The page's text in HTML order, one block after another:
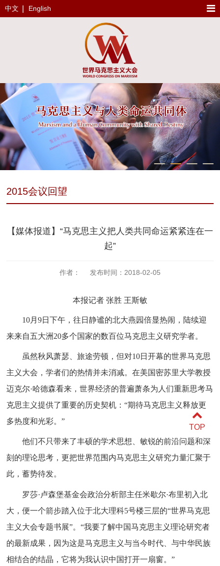
中文 English
2015会议回望
【媒体报道】“马克思主义把人类共同命运紧紧连在一
起”
作者： 发布时间：2018-02-05
本报记者 张胜 王斯敏
10月9日下午，往日静谧的北大燕园倍显热闹，陆续迎
来来自五大洲20多个国家的数百位马克思主义研究学者。
虽然秋风萧瑟、旅途劳顿，但对10日开幕的世界马克思
主义大会，学者们的热情并未消减。在美国密苏里大学教授
迈克尔·哈德森看来，世界经济的普遍萧条为人们重新思考马
克思主义提供了重要的历史契机：“期待马克思主义释放更
多热度和光彩。”
他们不只带来了丰硕的学术思想、敏锐的前沿问题和深
刻的理论思考，更把世界范围内马克思主义研究力量汇聚于
此，蓄势待发。
罗莎·卢森堡基金会政治分析部主任米歇尔·布里初入北
大，便一个箭步踏入位于北大理科5号楼三层的“世界马克思
主义大会专题书展”。“我要了解中国马克思主义理论研究者
的最新成果，因为这是马克思主义与当今时代、与中华民族
相结合的结晶，它将为我认识中国打开一扇窗。”
TOP